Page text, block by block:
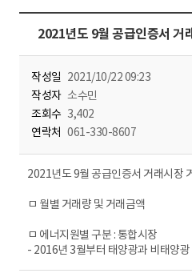
2021년도 9월 공급인증서 거
작성일 2021/10/22 09:23
작성자 소수민
조회수 3,402
연락처 061-330-8607
2021년도 9월 공급인증서 거래시장
ㅁ 월별 거래량 및 거래금액
ㅁ 에너지원별 구분 : 통합시장
- 2016년 3월부터 태양광과 비태양광